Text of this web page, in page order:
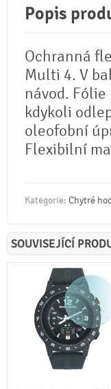
Popis
Ochranná
Multi 4. V
návod.
kdykoli
oleofobní
Flexibilní
Kategorie: Chytré
SOUVISEJÍCÍ